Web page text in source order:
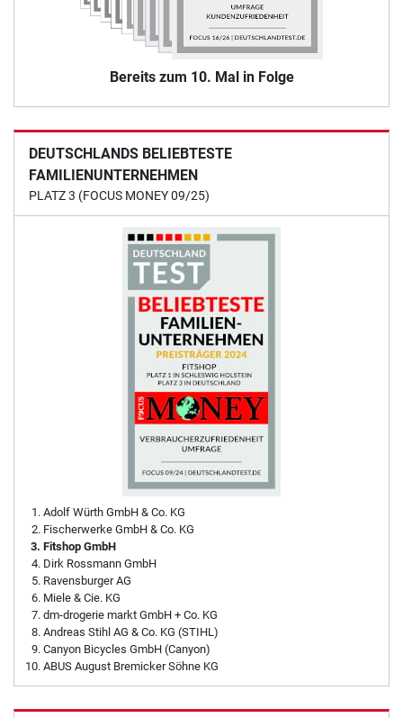
Bereits zum 10. Mal in Folge
DEUTSCHLANDS BELIEBTESTE
FAMILIENUNTERNEHMEN
PLATZ 3 (FOCUS MONEY 09/25)
Adolf Würth GmbH & Co. KG
Fischerwerke GmbH & Co. KG
Fitshop GmbH
Dirk Rossmann GmbH
Ravensburger AG
Miele & Cie. KG
dm-drogerie markt GmbH + Co. KG
Andreas Stihl AG & Co. KG (STIHL)
Canyon Bicycles GmbH (Canyon)
ABUS August Bremicker Söhne KG